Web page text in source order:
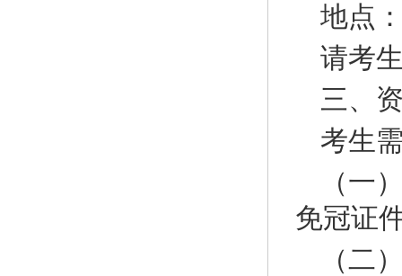
地点
请考
三、
考生
（一
免冠证
（二